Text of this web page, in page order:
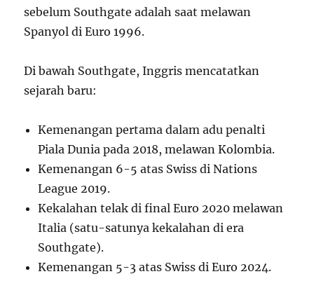
sebelum Southgate adalah saat melawan
Spanyol di Euro 1996.
Di bawah Southgate, Inggris mencatatkan
sejarah baru:
Kemenangan pertama dalam adu penalti
Piala Dunia pada 2018, melawan Kolombia.
Kemenangan 6-5 atas Swiss di Nations
League 2019.
Kekalahan telak di final Euro 2020 melawan
Italia (satu-satunya kekalahan di era
Southgate).
Kemenangan 5-3 atas Swiss di Euro 2024.